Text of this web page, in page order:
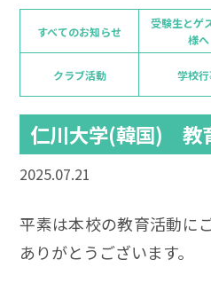
すべてのお知らせ
受験生とゲ
様へ
クラブ活動 学校
仁川大学(韓国) 教
2025.07.21
平素は本校の教育活動に
ありがとうございます。